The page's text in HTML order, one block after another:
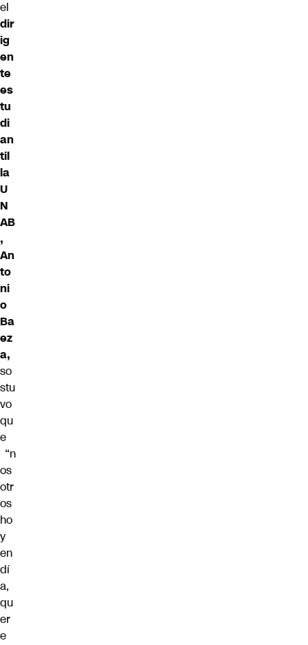
el
dir
ig
en
te
es
tu
di
an
til
la
U
N
AB
,
An
to
ni
o
Ba
ez
a,
so
stu
vo
qu
e
“n
os
otr
os
ho
y
en
dí
a,
qu
er
e